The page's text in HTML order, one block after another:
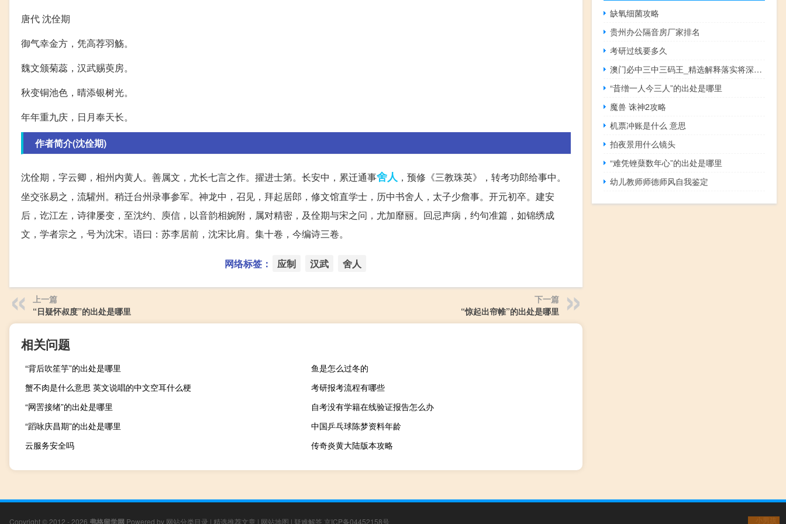
唐代 沈佺期
御气幸金方，凭高荐羽觞。
魏文颁菊蕊，汉武赐萸房。
秋变铜池色，晴添银树光。
年年重九庆，日月奉天长。
作者简介(沈佺期)
沈佺期，字云卿，相州内黄人。善属文，尤长七言之作。擢进士第。长安中，累迁通事舍人 ，预修《三教珠英》，转考功郎给事中。
坐交张易之，流驩州。稍迁台州录事参军。神龙中，召见，拜起居郎，修文馆直学士，历中书舍人，太子少詹事。开元初卒。建安
后，讫江左，诗律屡变，至沈约、庾信，以音韵相婉附，属对精密，及佺期与宋之问，尤加靡丽。回忌声病，约句准篇，如锦绣成
文，学者宗之，号为沈宋。语曰：苏李居前，沈宋比肩。集十卷，今编诗三卷。
网络标签： 应制 汉武 舍人
上一篇
“日疑怀叔度”的出处是哪里
下一篇
“惊起出帘帷”的出处是哪里
相关问题
“背后吹笙竽”的出处是哪里
鱼是怎么过冬的
蟹不肉是什么意思 英文说唱的中文空耳什么梗
考研报考流程有哪些
“网罟接绪”的出处是哪里
自考没有学籍在线验证报告怎么办
“蹈咏庆昌期”的出处是哪里
中国乒乓球陈梦资料年龄
云服务安全吗
传奇炎黄大陆版本攻略
缺氧细菌攻略
贵州办公隔音房厂家排名
考研过线要多久
澳门必中三中三码王_精选解释落实将深度解析_主页版v606.754
“昔缯一人今三人”的出处是哪里
魔兽 诛神2攻略
机票冲账是什么 意思
拍夜景用什么镜头
“难凭锉蘖数年心”的出处是哪里
幼儿教师师德师风自我鉴定
Copyright © 2012 - 2026 弗格留学网 Powered by 网站分类目录 | 精选推荐文章 | 网站地图 | 疑难解答 京ICP备04452158号 小男孩